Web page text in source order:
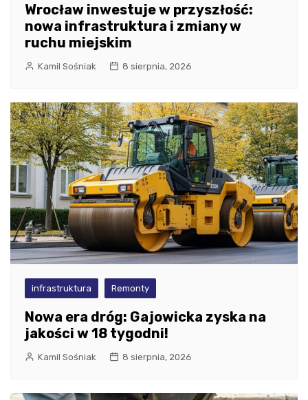
Wrocław inwestuje w przyszłość:
nowa infrastruktura i zmiany w
ruchu miejskim
Kamil Sośniak 8 sierpnia, 2026
infrastruktura Remonty
Nowa era dróg: Gajowicka zyska na
jakości w 18 tygodni!
Kamil Sośniak 8 sierpnia, 2026